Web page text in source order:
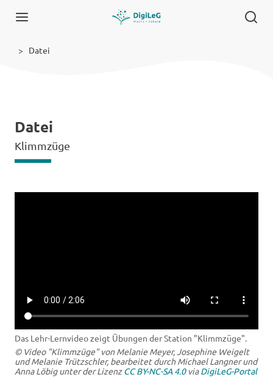
Datei
Datei
Klimmzüge
Das Lehr-Lernvideo zeigt Übungen der Station "Klimmzüge".
© Video "Klimmzüge" von Melanie Meyer, Josephine Weigelt
und Melanie Trützschler, bearbeitet durch Michael Langner und
Anna Löbig unter der LizenzCC BY-NC-SA 4.0viaDigiLeG-Portal